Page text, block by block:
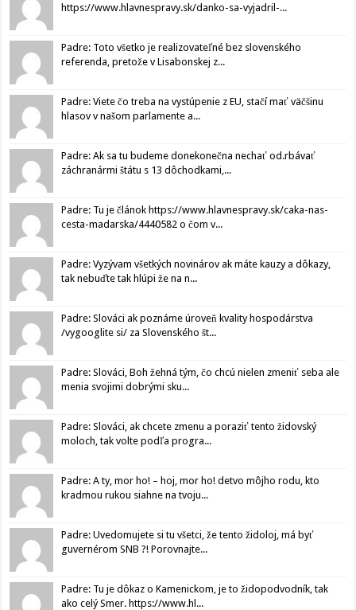
https://www.hlavnespravy.sk/danko-sa-vyjadril-...
Padre: Toto všetko je realizovateľné bez slovenského
referenda, pretože v Lisabonskej z...
Padre: Viete čo treba na vystúpenie z EU, stačí mať väčšinu
hlasov v našom parlamente a...
Padre: Ak sa tu budeme donekonečna nechať od.rbávať
záchranármi štátu s 13 dôchodkami,...
Padre: Tu je článok https://www.hlavnespravy.sk/caka-nas-
cesta-madarska/4440582 o čom v...
Padre: Vyzývam všetkých novinárov ak máte kauzy a dôkazy,
tak nebuďte tak hlúpi že na n...
Padre: Slováci ak poznáme úroveň kvality hospodárstva
/vygooglite si/ za Slovenského št...
Padre: Slováci, Boh žehná tým, čo chcú nielen zmeniť seba ale
menia svojimi dobrými sku...
Padre: Slováci, ak chcete zmenu a poraziť tento židovský
moloch, tak volte podľa progra...
Padre: A ty, mor ho! – hoj, mor ho! detvo môjho rodu, kto
kradmou rukou siahne na tvoju...
Padre: Uvedomujete si tu všetci, že tento židoloj, má byť
guvernérom SNB ?! Porovnajte...
Padre: Tu je dôkaz o Kamenickom, je to židopodvodník, tak
ako celý Smer. https://www.hl...